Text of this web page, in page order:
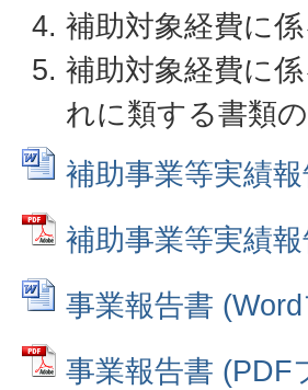
補助対象経費に
補助対象経費に
れに類する書類
補助事業等実績
補助事業等実績
事業報告書
事業報告書 (PDF